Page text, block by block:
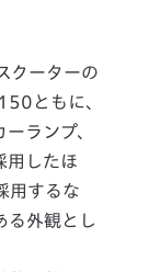
クーターの
ともに、
ランプ、
用したほ
用するな
る外観とし